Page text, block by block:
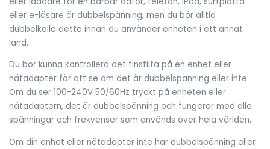
eller e-läsare är dubbelspänning, men du bör alltid
dubbelkolla detta innan du använder enheten i ett annat
land.
Du bör kunna kontrollera det finstilta på en enhet eller
nätadapter för att se om det är dubbelspänning eller inte.
Om du ser 100-240V 50/60Hz tryckt på enheten eller
nätadaptern, det är dubbelspänning och fungerar med alla
spänningar och frekvenser som används över hela världen.
Om din enhet eller nätadapter inte har dubbelspänning eller